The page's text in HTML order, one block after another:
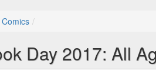
Day 2017: All